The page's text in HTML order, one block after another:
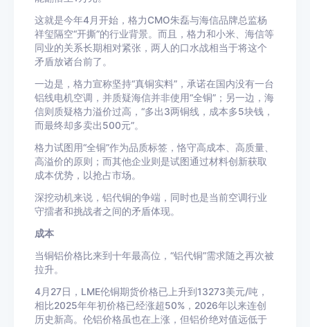
这就是今年4月开始，格力CMO朱磊与海信品牌总监杨
祥玺隔空“开撕”的行业背景。而且，格力和小米、海信等
同业的关系长期相对紧张，两人的口水战相当于将这个
矛盾放诸台前了。
一边是，格力宣称坚持“真铜实料”，承诺在国内没有一台
铝线电机空调，并质疑海信并非使用“全铜”；另一边，海
信则质疑格力溢价过高，“多出3两铜线，成本多5块钱，
而最终却多卖出500元”。
格力试图用“全铜”作为品质标签，恪守高成本、高质量、
高溢价的原则；而其他企业则是试图通过材料创新获取
成本优势，以抢占市场。
深挖动机来说，铝代铜的争端，同时也是当前空调行业
守擂者和挑战者之间的矛盾体现。
成本
当铜铝价格比来到十年最高位，“铝代铜”需求随之再次被
拉升。
4月27日，LME伦铜期货价格已上升到13273美元/吨，
相比2025年年初价格已经涨超50%，2026年以来连创
历史新高。伦铝价格虽也在上涨，但铝价绝对值远低于